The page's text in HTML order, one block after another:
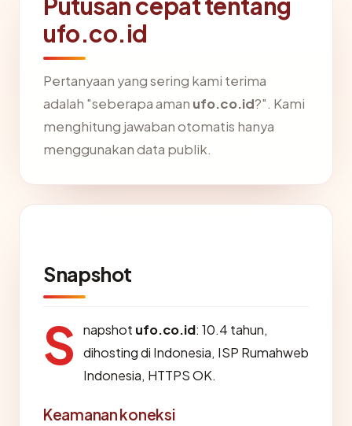
ufo.co.id
Pertanyaan yang sering kami terima
adalah "seberapa aman ufo.co.id?". Kami
menghitung jawaban otomatis hanya
menggunakan data publik.
Snapshot
S napshot ufo.co.id: 10.4 tahun,
dihosting di Indonesia, ISP Rumahweb
Indonesia, HTTPS OK.
Keamanan koneksi